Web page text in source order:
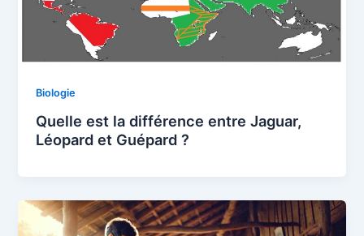
Biologie
Quelle est la différence entre Jaguar,
Léopard et Guépard ?